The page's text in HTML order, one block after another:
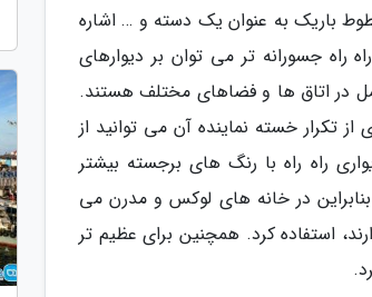
باریک به عنوان یک دسته و … اشاره
راه جسورانه تر می توان بر دیوارهای
در اتاق ها و فضاهای مختلف هستند.
تکرار خسته نماینده آن می توانید از
راه راه با رنگ های برجسته بیشتر
در خانه های لوکس و مدرن می
استفاده کرد. همچنین برای عظیم تر